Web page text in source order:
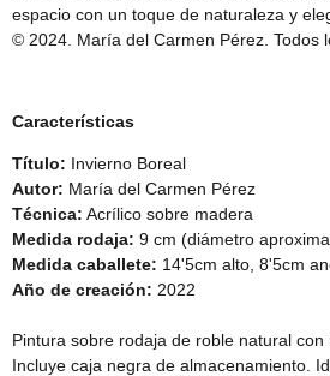
espacio con un toque de naturaleza y
© 2024. María del Carmen Pérez. Todos
Características
Título: Invierno Boreal
Autor: María del Carmen Pérez
Técnica: Acrílico sobre madera
Medida rodaja: 9 cm (diámetro
Medida caballete: 14'5cm alto, 8'5cm
Año de creación: 2022
Pintura sobre rodaja de roble natural con
Incluye caja negra de almacenamiento.